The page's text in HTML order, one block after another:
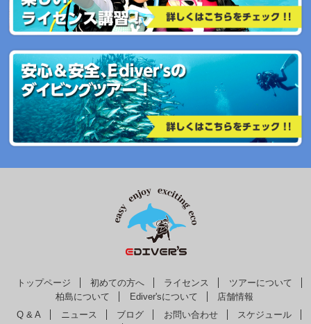
トップページ 初めての方へ ライセンス
ツアーについて
柏島について
Ediver'sについて
店舗情報
Q & A
ニュース ブログ お問い合わせ
スケジュール